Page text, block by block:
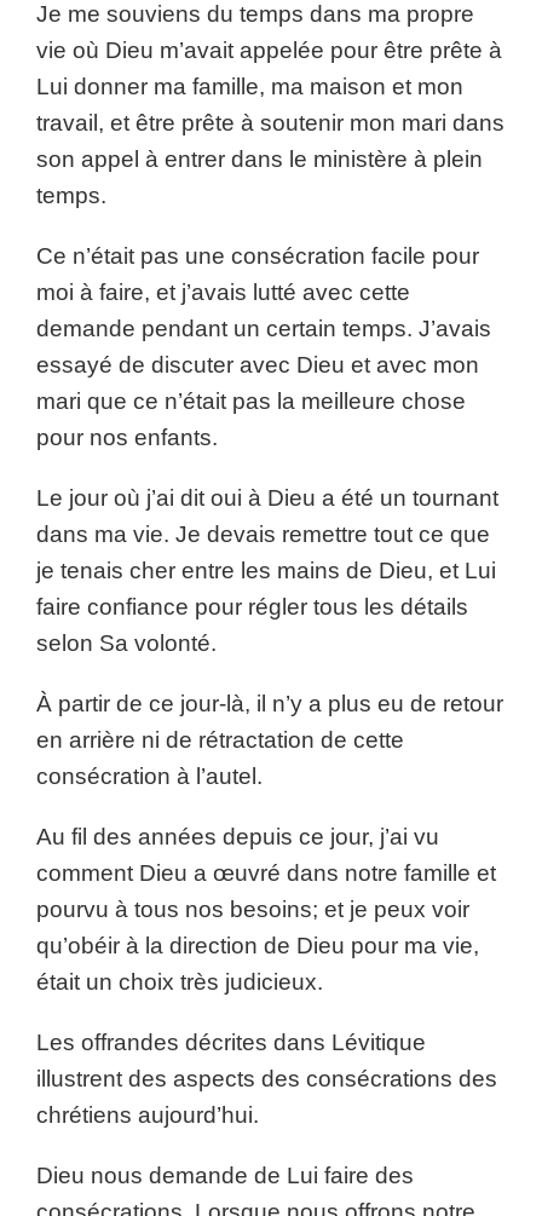
Je me souviens du temps dans ma propre
vie où Dieu m’avait appelée pour être prête à
Lui donner ma famille, ma maison et mon
travail, et être prête à soutenir mon mari dans
son appel à entrer dans le ministère à plein
temps.
Ce n’était pas une consécration facile pour
moi à faire, et j’avais lutté avec cette
demande pendant un certain temps. J’avais
essayé de discuter avec Dieu et avec mon
mari que ce n’était pas la meilleure chose
pour nos enfants.
Le jour où j’ai dit oui à Dieu a été un tournant
dans ma vie. Je devais remettre tout ce que
je tenais cher entre les mains de Dieu, et Lui
faire confiance pour régler tous les détails
selon Sa volonté.
À partir de ce jour-là, il n’y a plus eu de retour
en arrière ni de rétractation de cette
consécration à l’autel.
Au fil des années depuis ce jour, j’ai vu
comment Dieu a œuvré dans notre famille et
pourvu à tous nos besoins; et je peux voir
qu’obéir à la direction de Dieu pour ma vie,
était un choix très judicieux.
Les offrandes décrites dans Lévitique
illustrent des aspects des consécrations des
chrétiens aujourd’hui.
Dieu nous demande de Lui faire des